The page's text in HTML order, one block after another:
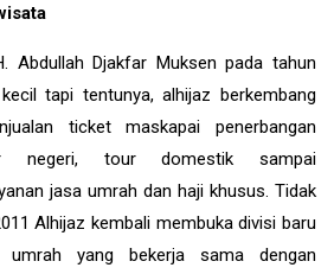
Abdullah Djakfar Muksen pada tahun
tapi tentunya, alhijaz berkembang
ticket maskapai penerbangan
negeri, tour domestik sampai
jasa umrah dan haji khusus. Tidak
Alhijaz kembali membuka divisi baru
umrah yang bekerja sama dengan